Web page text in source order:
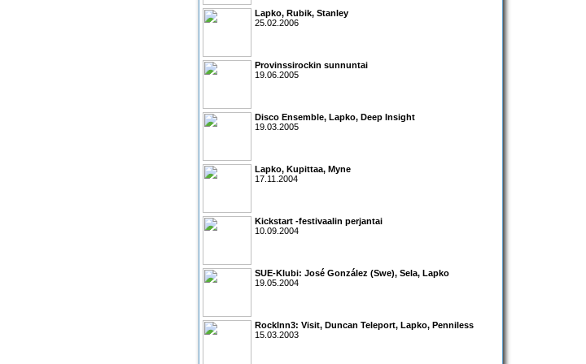
Lapko, Rubik, Stanley
25.02.2006
Provinssirockin sunnuntai
19.06.2005
Disco Ensemble, Lapko, Deep Insight
19.03.2005
Lapko, Kupittaa, Myne
17.11.2004
Kickstart -festivaalin perjantai
10.09.2004
SUE-Klubi: José González (Swe), Sela, Lapko
19.05.2004
RockInn3: Visit, Duncan Teleport, Lapko, Penniless
15.03.2003